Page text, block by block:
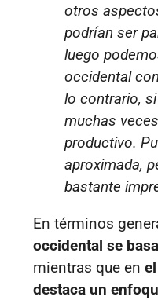
otros
podrían ser
luego
occidental
lo contrario,
muchas
productivo.
aproximada,
bastante
En términos
occidental se
mientras que en
destaca un